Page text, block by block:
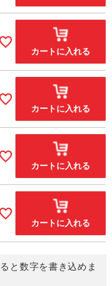
カートに入れる
カートに入れる
カートに入れる
カートに入れる
と数字を書き込めま